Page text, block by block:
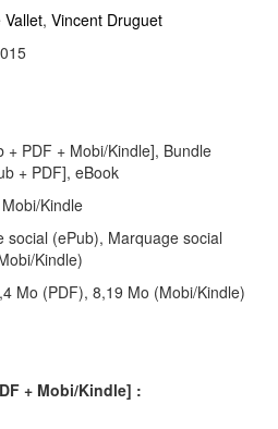
, Vincent Druguet
+ PDF + Mobi/Kindle], Bundle
+ PDF], eBook
Kindle
social (ePub), Marquage social
Kindle)
Mo (PDF), 8,19 Mo (Mobi/Kindle)
+ Mobi/Kindle] :